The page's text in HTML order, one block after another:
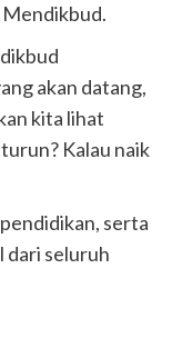
Mendikbud.
akan datang,
kita lihat
Kalau naik
serta
dari seluruh